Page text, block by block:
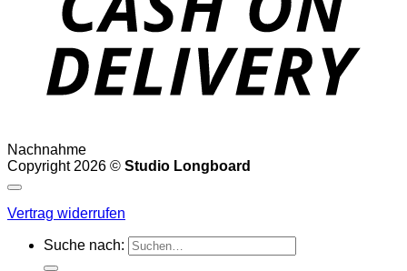
Nachnahme
Copyright 2026 © Studio Longboard
Vertrag widerrufen
Suche nach: